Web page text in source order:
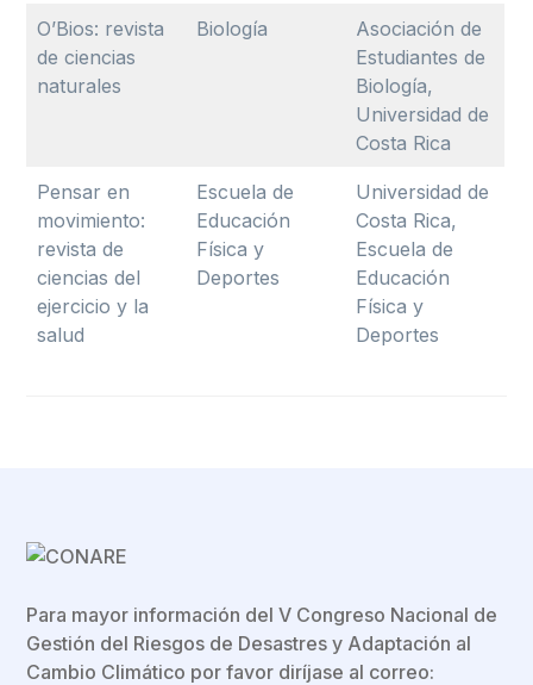
O’Bios: revista
de ciencias
naturales
Biología
Asociación de
Estudiantes de
Biología,
Universidad de
Costa Rica
Pensar en
movimiento:
revista de
ciencias del
ejercicio y la
salud
Escuela de
Educación
Física y
Deportes
Universidad de
Costa Rica,
Escuela de
Educación
Física y
Deportes
Para mayor información del V Congreso Nacional de
Gestión del Riesgos de Desastres y Adaptación al
Cambio Climático por favor diríjase al correo: